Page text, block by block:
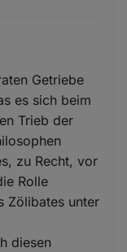
Getriebe
es sich beim
Trieb der
zu Recht, vor
Rolle
Zölibates unter
diesen